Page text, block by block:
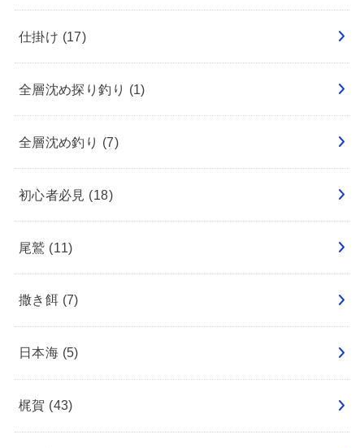
仕掛け (17)
全層沈め探り釣り (1)
全層沈め釣り (7)
初心者必見 (18)
尾鷲 (11)
撒き餌 (7)
日本海 (5)
梶賀 (43)